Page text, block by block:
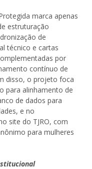
marca apenas
estruturação
de
técnico e cartas
por
contínuo de
disso, o projeto foca
para alinhamento de
de dados para
e no
site do TJRO, com
para mulheres